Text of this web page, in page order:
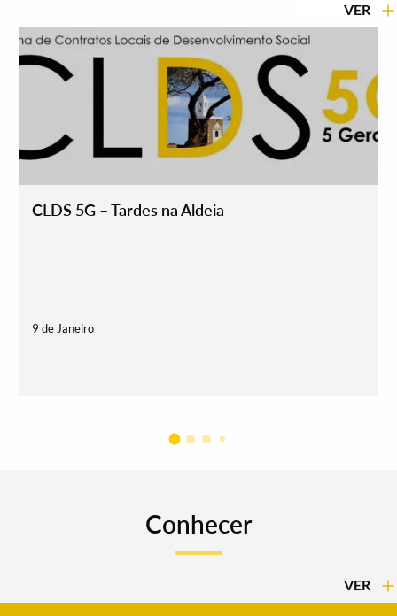
VER
CLDS 5G – Tardes na Aldeia
9 de Janeiro
Conhecer
VER